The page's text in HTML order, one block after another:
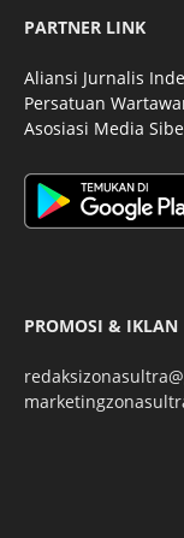
PARTNER LINK
Aliansi Jurnalis
Persatuan
Asosiasi Media
PROMOSI & IKLAN